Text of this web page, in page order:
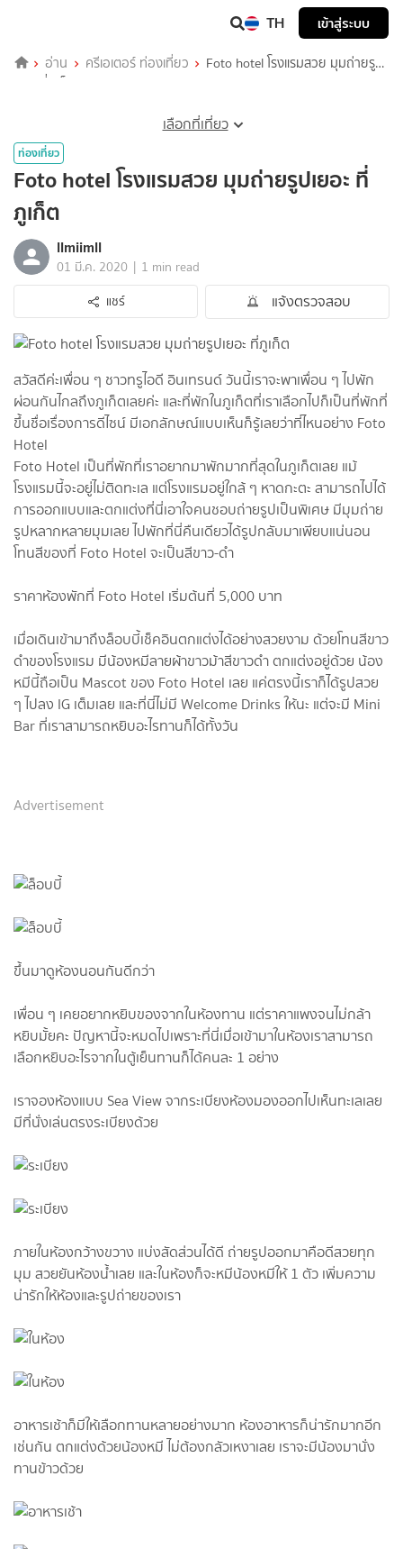
TH เข้าสู่ระบบ
อ่าน ครีเอเตอร์ ท่องเที่ยว
Foto hotel โรงแรมสวย มุมถ่ายรูป
เยอะ ที่ภูเก็ต
เลือกที่เที่ยว
ท่องเที่ยว
Foto hotel โรงแรมสวย มุมถ่ายรูปเยอะ ที่
ภูเก็ต
llmiimll
01 มี.ค. 2020 | 1 min read
แชร์
แจ้งตรวจสอบ
สวัสดีค่ะเพื่อน ๆ ชาวทรูไอดี อินเทรนด์ วันนี้เราจะพาเพื่อน ๆ ไปพัก
ผ่อนกันไกลถึงภูเก็ตเลยค่ะ และที่พักในภูเก็ตที่เราเลือกไปก็เป็นที่พักที่
ขึ้นชื่อเรื่องการดีไซน์ มีเอกลักษณ์แบบเห็นก็รู้เลยว่าที่ไหนอย่าง Foto
Hotel
Foto Hotel เป็นที่พักที่เราอยากมาพักมากที่สุดในภูเก็ตเลย แม้
โรงแรมนี้จะอยู่ไม่ติดทะเล แต่โรงแรมอยู่ใกล้ ๆ หาดกะตะ สามารถไปได้
การออกแบบและตกแต่งที่นี่เอาใจคนชอบถ่ายรูปเป็นพิเศษ มีมุมถ่าย
รูปหลากหลายมุมเลย ไปพักที่นี่คืนเดียวได้รูปกลับมาเพียบแน่นอน
โทนสีของที่ Foto Hotel จะเป็นสีขาว-ดำ
ราคาห้องพักที่ Foto Hotel เริ่มต้นที่ 5,000 บาท
เมื่อเดินเข้ามาถึงล็อบบี้เช็คอินตกแต่งได้อย่างสวยงาม ด้วยโทนสีขาว
ดำของโรงแรม มีน้องหมีลายผ้าขาวม้าสีขาวดำ ตกแต่งอยู่ด้วย น้อง
หมีนี้ถือเป็น Mascot ของ Foto Hotel เลย แค่ตรงนี้เราก็ได้รูปสวย
ๆ ไปลง IG เต็มเลย และที่นี่ไม่มี Welcome Drinks ให้นะ แต่จะมี Mini
Bar ที่เราสามารถหยิบอะไรทานก็ได้ทั้งวัน
Advertisement
ขึ้นมาดูห้องนอนกันดีกว่า
เพื่อน ๆ เคยอยากหยิบของจากในห้องทาน แต่ราคาแพงจนไม่กล้า
หยิบมั้ยคะ ปัญหานี้จะหมดไปเพราะที่นี่เมื่อเข้ามาในห้องเราสามารถ
เลือกหยิบอะไรจากในตู้เย็นทานก็ได้คนละ 1 อย่าง
เราจองห้องแบบ Sea View จากระเบียงห้องมองออกไปเห็นทะเลเลย
มีที่นั่งเล่นตรงระเบียงด้วย
ภายในห้องกว้างขวาง แบ่งสัดส่วนได้ดี ถ่ายรูปออกมาคือดีสวยทุก
มุม สวยยันห้องน้ำเลย และในห้องก็จะหมีน้องหมีให้ 1 ตัว เพิ่มความ
น่ารักให้ห้องและรูปถ่ายของเรา
อาหารเช้าก็มีให้เลือกทานหลายอย่างมาก ห้องอาหารก็น่ารักมากอีก
เช่นกัน ตกแต่งด้วยน้องหมี ไม่ต้องกลัวเหงาเลย เราจะมีน้องมานั่ง
ทานข้าวด้วย